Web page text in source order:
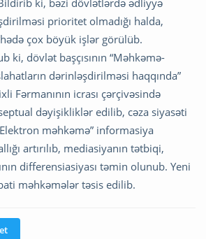
ki, bəzi dövlətlərdə ədliyyə
prioritet olmadığı halda,
çox böyük işlər görülüb.
ki, dövlət başçısının “Məhkəmə-
dərinləşdirilməsi haqqında”
Fərmanının icrası çərçivəsində
dəyişikliklər edilib, cəza siyasəti
məhkəmə” informasiya
artırılıb, mediasiyanın tətbiqi,
differensiasiyası təmin olunub. Yeni
məhkəmələr təsis edilib.